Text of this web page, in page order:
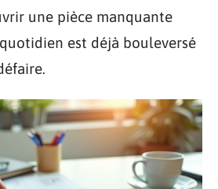
une pièce manquante
est déjà bouleversé